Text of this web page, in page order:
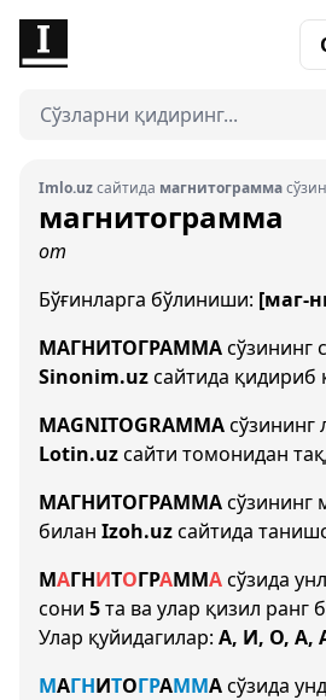
Imlo.uzсайтида магнитограмма
магнитограмма
от
Бўғинларга бўлиниши: [маг-
МАГНИТОГРАММАсўзининг
Sinonim.uzсайтида қидириб
MAGNITOGRAMMAсўзининг
Lotin.uzсайти томонидан
МАГНИТОГРАММАсўзининг
билан Izoh.uzсайтида
МАГНИТОГРАММАсўзида
сони 5та ва улар қизил ранг
Улар қуйидагилар: А, И, О, А,
МАГНИТОГРАММАсўзида